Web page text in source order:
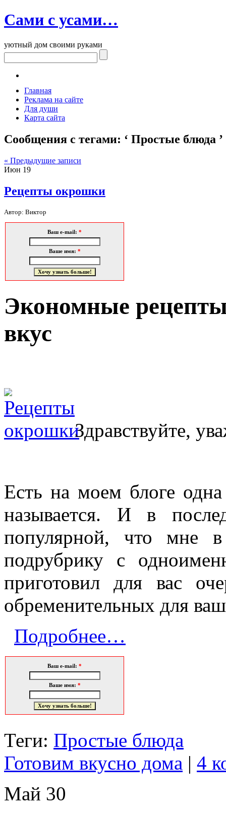
Сами с усами…
уютный дом своими руками
Главная
Реклама на сайте
Для души
Карта сайта
Сообщения с тегами: ‘ Простые блюда ’
« Предыдущие записи
Июн 19
Рецепты окрошки
Автор: Виктор
Ваш e-mail: *
Ваше имя: *
Экономные
вкус
Здравствуйте,
Есть на моем блоге одна
называется. И в
популярной, что мне
подрубрику с
приготовил для вас
обременительных для
Подробнее…
Ваш e-mail: *
Ваше имя: *
Теги: Простые блюда
Готовим вкусно дома | 4
Май 30